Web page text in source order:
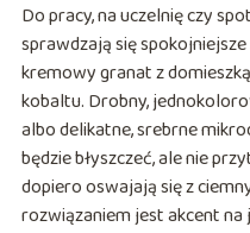
Do pracy, na uczelnię czy
sprawdzają się
kremowy granat z
kobaltu. Drobny,
albo delikatne, srebrne
będzie błyszczeć, ale nie
dopiero oswajają się z
rozwiązaniem jest akcent na